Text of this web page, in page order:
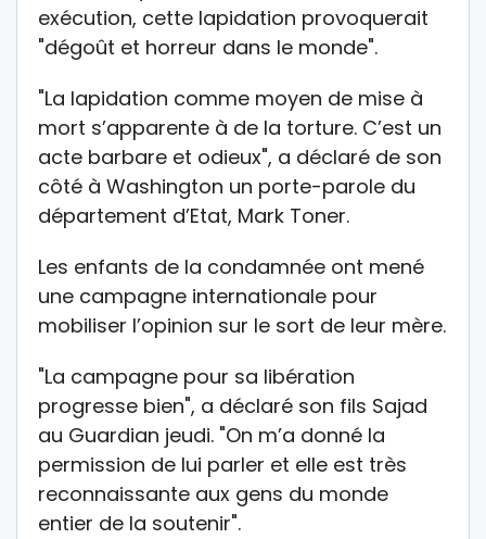
exécution, cette lapidation provoquerait
"dégoût et horreur dans le monde".
"La lapidation comme moyen de mise à
mort s’apparente à de la torture. C’est un
acte barbare et odieux", a déclaré de son
côté à Washington un porte-parole du
département d’Etat, Mark Toner.
Les enfants de la condamnée ont mené
une campagne internationale pour
mobiliser l’opinion sur le sort de leur mère.
"La campagne pour sa libération
progresse bien", a déclaré son fils Sajad
au Guardian jeudi. "On m’a donné la
permission de lui parler et elle est très
reconnaissante aux gens du monde
entier de la soutenir".